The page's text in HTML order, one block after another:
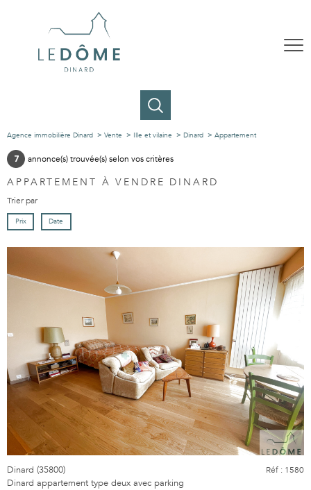
Agence immobilière Dinard Vente Ille et vilaine Dinard Appartement
7 annonce(s) trouvée(s) selon vos critères
APPARTEMENT À VENDRE DINARD
Trier par
Prix Date
voir le
bien
Dinard (35800)
Dinard appartement type deux avec parking
Réf : 1580